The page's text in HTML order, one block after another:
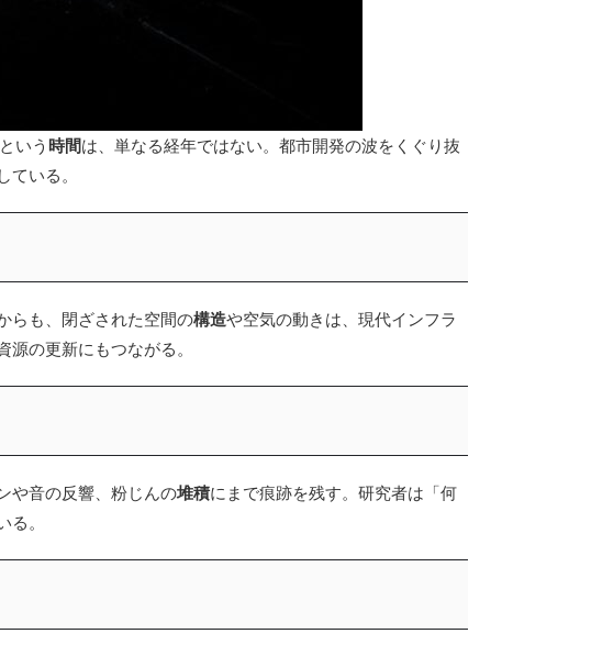
いう 時間は、単なる経年ではない。都市開発の波をくぐり抜
いる。
らも、閉ざされた空間の構造や空気の動きは、現代インフラ
源の更新にもつながる。
や音の反響、粉じんの堆積にまで痕跡を残す。研究者は「何
。